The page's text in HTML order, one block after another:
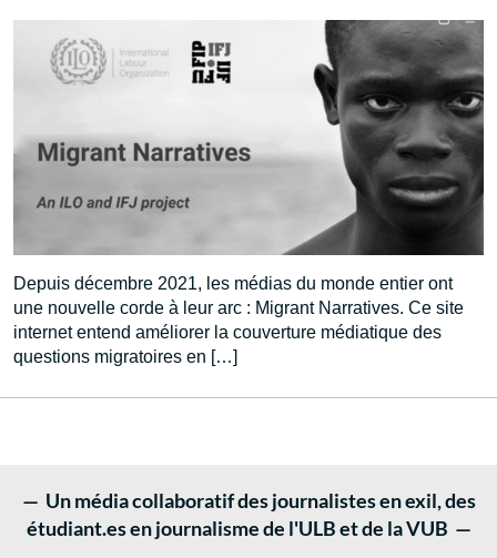
Depuis décembre 2021, les médias du monde entier ont
une nouvelle corde à leur arc : Migrant Narratives. Ce site
internet entend améliorer la couverture médiatique des
questions migratoires en […]
— Un média collaboratif des journalistes en exil, des
étudiant.es en journalisme de l'ULB et de la VUB —